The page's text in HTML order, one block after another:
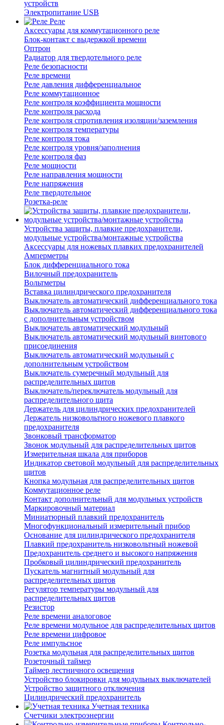
устройств
Электропитание USB
Реле
Аксессуары для коммутационного реле
Блок-контакт с выдержкой времени
Оптрон
Радиатор для твердотельного реле
Реле безопасности
Реле времени
Реле давления дифференциальное
Реле коммутационное
Реле контроля коэффициента мощности
Реле контроля расхода
Реле контроля спротивления изоляции/заземления
Реле контроля температуры
Реле контроля тока
Реле контроля уровня/заполнения
Реле контроля фаз
Реле мощности
Реле направления мощности
Реле напряжения
Реле твердотельное
Розетка-реле
Устройства защиты, плавкие предохранители,
модульные устройства/монтажные устройства
Аксессуары для ножевых плавких предохранителей
Амперметры
Блок дифференциального тока
Вилочный предохранитель
Вольтметры
Вставка цилиндрического предохранителя
Выключатель автоматический дифференциального тока
Выключатель автоматический дифференциального тока
с дополнительным устройством
Выключатель автоматический модульный
Выключатель автоматический модульный винтового
присоединения
Выключатель автоматический модульный с
дополнительным устройством
Выключатель сумеречный модульный для
распределительных щитов
Выключатель/переключатель модульный для
распределительного щита
Держатель для цилиндрических предохранителей
Держатель низковольтного ножевого плавкого
предохранителя
Звонковый трансформатор
Звонок модульный для распределительных щитов
Измерительная шкала для приборов
Индикатор световой модульный для распределительных
щитов
Кнопка модульная для распределительных щитов
Коммутационное реле
Контакт дополнительный для модульных устройств
Маркировочный материал
Миниатюрный плавкий предохранитель
Многофункциональный измерительный прибор
Основание для цилиндрического предохранителя
Плавкий предохранитель низковольтный ножевой
Предохранитель среднего и высокого напряжения
Пробковый цилиндрический предохранитель
Пускатель магнитный модульный для
распределительных щитов
Регулятор температуры модульный для
распределительных щитов
Резистор
Реле времени аналоговое
Реле времени модульное для распределительных щитов
Реле времени цифровое
Реле импульсное
Розетка модульная для распределительных щитов
Розеточный таймер
Таймер лестничного освещения
Устройство блокировки для модульных выключателей
Устройство защитного отключения
Цилиндрический предохранитель
Учетная техника
Счетчики электроэнергии